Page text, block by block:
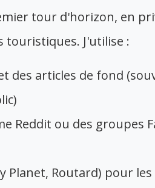
tour d'horizon, en
touristiques. J'utilise :
des articles de fond
Reddit ou des groupes
Planet, Routard) pour